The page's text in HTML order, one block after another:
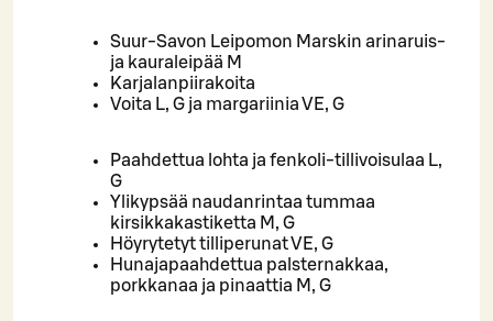
Suur-Savon Leipomon Marskin arinaruis-
ja kauraleipää M
Karjalanpiirakoita
Voita L, G ja margariinia VE, G
Paahdettua lohta ja fenkoli-tillivoisulaa L,
G
Ylikypsää naudanrintaa tummaa
kirsikkakastiketta M, G
Höyrytetyt tilliperunat VE, G
Hunajapaahdettua palsternakkaa,
porkkanaa ja pinaattia M, G